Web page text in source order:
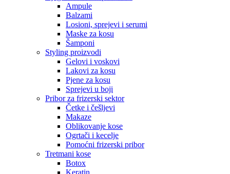
Ampule
Balzami
Losioni, sprejevi i serumi
Maske za kosu
Šamponi
Styling proizvodi
Gelovi i voskovi
Lakovi za kosu
Pjene za kosu
Sprejevi u boji
Pribor za frizerski sektor
Četke i češljevi
Makaze
Oblikovanje kose
Ogrtači i kecelje
Pomoćni frizerski pribor
Tretmani kose
Botox